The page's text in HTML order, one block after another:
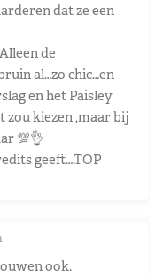
dat ze een
de
al…zo chic…en
en het Paisley
kiezen ,maar bij
💯👌
geeft….TOP
ook.